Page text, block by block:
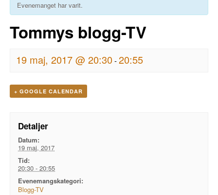
Evenemanget har varit.
Tommys blogg-TV
19 maj, 2017 @ 20:30-20:55
+ GOOGLE CALENDAR
Detaljer
Datum:
19 maj, 2017
Tid:
20:30 - 20:55
Evenemangskategori:
Blogg-TV